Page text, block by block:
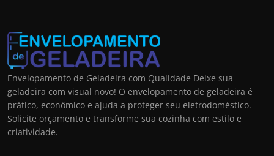
Envelopamento de Geladeira com Qualidade Deixe sua
geladeira com visual novo! O envelopamento de geladeira é
prático, econômico e ajuda a proteger seu eletrodoméstico.
Solicite orçamento e transforme sua cozinha com estilo e
criatividade.